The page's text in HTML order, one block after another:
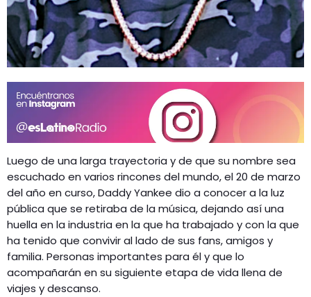
Luego de una larga trayectoria y de que su nombre sea
escuchado en varios rincones del mundo, el 20 de marzo
del año en curso, Daddy Yankee dio a conocer a la luz
pública que se retiraba de la música, dejando así una
huella en la industria en la que ha trabajado y con la que
ha tenido que convivir al lado de sus fans, amigos y
familia. Personas importantes para él y que lo
acompañarán en su siguiente etapa de vida llena de
viajes y descanso.